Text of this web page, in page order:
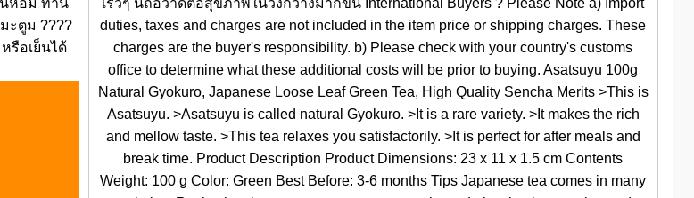
หอม ทาน
ะตูม ????
รือเย็นได้
เร็วๆ นี้ถือว่าดีต่อสุขภาพในวงกว้างมากขึ้น International Buyers ? Please Note a) Import
duties, taxes and charges are not included in the item price or shipping charges. These
charges are the buyer's responsibility. b) Please check with your country's customs
office to determine what these additional costs will be prior to buying. Asatsuyu 100g
Natural Gyokuro, Japanese Loose Leaf Green Tea, High Quality Sencha Merits >This is
Asatsuyu. >Asatsuyu is called natural Gyokuro. >It is a rare variety. >It makes the rich
and mellow taste. >This tea relaxes you satisfactorily. >It is perfect for after meals and
break time. Product Description Product Dimensions: 23 x 11 x 1.5 cm Contents
Weight: 100 g Color: Green Best Before: 3-6 months Tips Japanese tea comes in many